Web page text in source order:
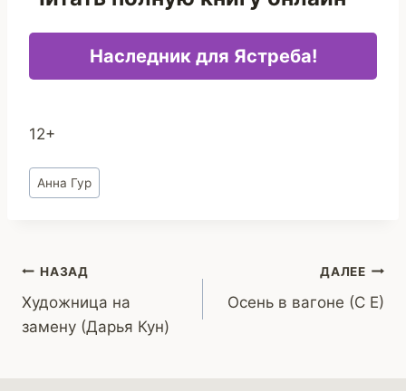
Наследник для Ястреба!
12+
Метки
записи:
Анна Гур
Навигация
по
записям
НАЗАД
Художница на
замену (Дарья Кун)
ДАЛЕЕ
Осень в вагоне (С Е)